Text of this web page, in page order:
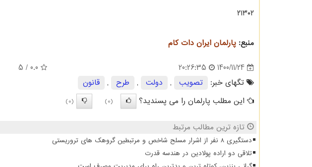
۲۱۳۰۲
منبع: پارلمان ایران دات كام
1400/11/24
20:26:35
0.0
/ 5
تگهای خبر:
تصویب , دولت , طرح ,
قانون
این مطلب پارلمان را می پسندید؟
(0)
(0)
تازه ترین مطالب مرتبط
دستگیری 8 نفر از اشرار مسلح شاخص و مرتبطین گروهک های تروریستی
تلاقی دو اراده پولادین در هندسه قدرت